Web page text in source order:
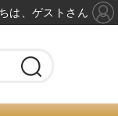
は、ゲストさん